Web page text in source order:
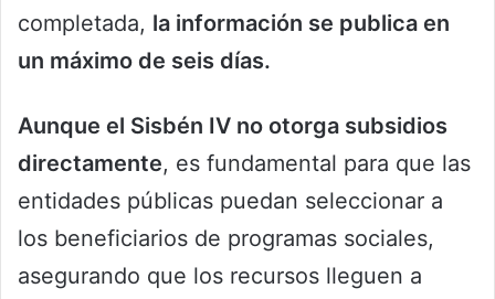
completada, la información se publica en
un máximo de seis días.
Aunque el Sisbén IV no otorga subsidios
directamente, es fundamental para que las
entidades públicas puedan seleccionar a
los beneficiarios de programas sociales,
asegurando que los recursos lleguen a